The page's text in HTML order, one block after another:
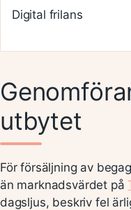
Digital frilans
utbytet
För försäljning av
än marknadsvärdet på
dagsljus, beskriv fel